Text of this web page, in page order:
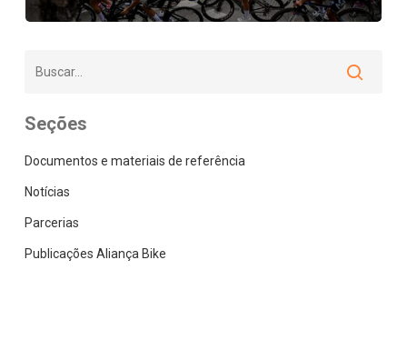
Seções
Documentos e materiais de referência
Notícias
Parcerias
Publicações Aliança Bike